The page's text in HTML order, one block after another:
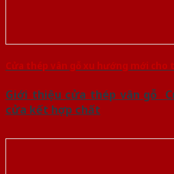
Cửa thép vân gỗ xu hướng mới cho
Giới thiệu cửa thép vân gỗ
cửa kết hợp chất